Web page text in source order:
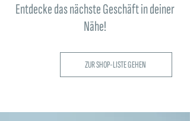
Entdecke das nächste Geschäft in deiner
Nähe!
ZUR SHOP-LISTE GEHEN